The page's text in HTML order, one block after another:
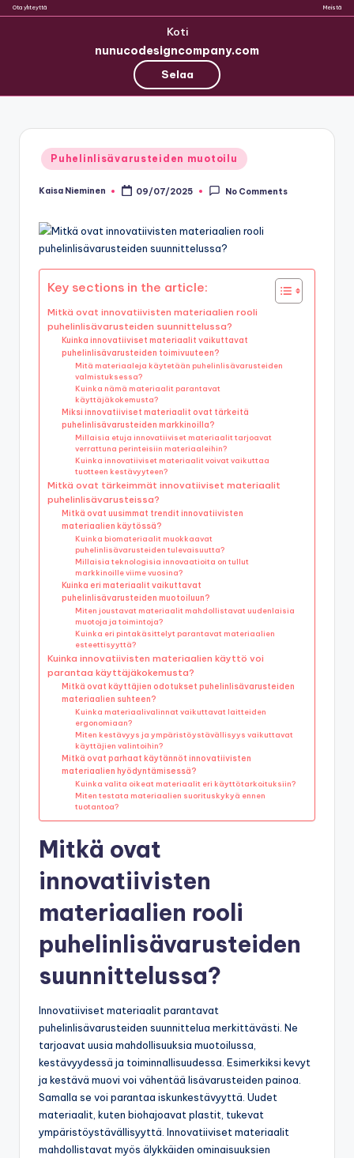
Ota yhteyttä Meistä
Koti
nunucodesigncompany.com
Selaa
content
Posted
in
Puhelinlisävarusteiden muotoilu
Posted
Kaisa Nieminen 09/07/2025 No Comments
Key sections in the article:
Mitkä ovat innovatiivisten materiaalien rooli
puhelinlisävarusteiden suunnittelussa?
Kuinka innovatiiviset materiaalit vaikuttavat
puhelinlisävarusteiden toimivuuteen?
Mitä materiaaleja käytetään puhelinlisävarusteiden
valmistuksessa?
Kuinka nämä materiaalit parantavat
käyttäjäkokemusta?
Miksi innovatiiviset materiaalit ovat tärkeitä
puhelinlisävarusteiden markkinoilla?
Millaisia etuja innovatiiviset materiaalit tarjoavat
verrattuna perinteisiin materiaaleihin?
Kuinka innovatiiviset materiaalit voivat vaikuttaa
tuotteen kestävyyteen?
Mitkä ovat tärkeimmät innovatiiviset materiaalit
puhelinlisävarusteissa?
Mitkä ovat uusimmat trendit innovatiivisten
materiaalien käytössä?
Kuinka biomateriaalit muokkaavat
puhelinlisävarusteiden tulevaisuutta?
Millaisia teknologisia innovaatioita on tullut
markkinoille viime vuosina?
Kuinka eri materiaalit vaikuttavat
puhelinlisävarusteiden muotoiluun?
Miten joustavat materiaalit mahdollistavat uudenlaisia
muotoja ja toimintoja?
Kuinka eri pintakäsittelyt parantavat materiaalien
esteettisyyttä?
Kuinka innovatiivisten materiaalien käyttö voi
parantaa käyttäjäkokemusta?
Mitkä ovat käyttäjien odotukset puhelinlisävarusteiden
materiaalien suhteen?
Kuinka materiaalivalinnat vaikuttavat laitteiden
ergonomiaan?
Miten kestävyys ja ympäristöystävällisyys vaikuttavat
käyttäjien valintoihin?
Mitkä ovat parhaat käytännöt innovatiivisten
materiaalien hyödyntämisessä?
Kuinka valita oikeat materiaalit eri käyttötarkoituksiin?
Miten testata materiaalien suorituskykyä ennen
tuotantoa?
Mitkä ovat
innovatiivisten
materiaalien rooli
puhelinlisävarusteiden
suunnittelussa?
Innovatiiviset materiaalit parantavat
puhelinlisävarusteiden suunnittelua merkittävästi. Ne
tarjoavat uusia mahdollisuuksia muotoilussa,
kestävyydessä ja toiminnallisuudessa. Esimerkiksi kevyt
ja kestävä muovi voi vähentää lisävarusteiden painoa.
Samalla se voi parantaa iskunkestävyyttä. Uudet
materiaalit, kuten biohajoavat plastit, tukevat
ympäristöystävällisyyttä. Innovatiiviset materiaalit
mahdollistavat myös älykkäiden ominaisuuksien